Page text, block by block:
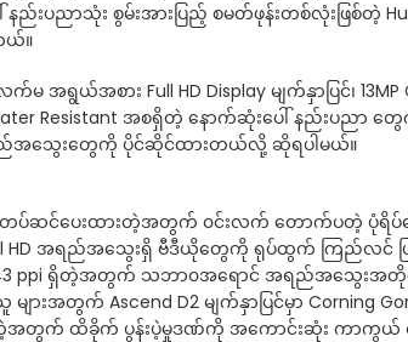
ပညာသုံး စွမ်းအားပြည့် စမတ်ဖုန်းတစ်လုံးဖြစ်တဲ့
ယ်။
ရွယ်အစား Full HD Display မျက်နှာပြင်၊ 13MP
Water Resistant အစရှိတဲ့ နောက်ဆုံးပေါ် နည်းပညာ တွ
ည်အသွေးတွေကို ပိုင်ဆိုင်ထားတယ်လို့ ဆိုရပါမယ်။
ြင့် တပ်ဆင်ပေးထားတဲ့အတွက် ၀င်းလက် တောက်ပတဲ့ ပုံရိ
Full HD အရည်အသွေးရှိ ဗီဒီယိုတွေကို ရုပ်ထွက် ကြည်လင် ပ
ppi ရှိတဲ့အတွက် သဘာ၀အရောင် အရည်အသွေးအတို
ျားအတွက် Ascend D2 မျက်နှာပြင်မှာ Corning
အတွက် ထိခိုက် ပွန်းပဲ့မှုဒဏ်ကို အကောင်းဆုံး ကာကွယ် ပ